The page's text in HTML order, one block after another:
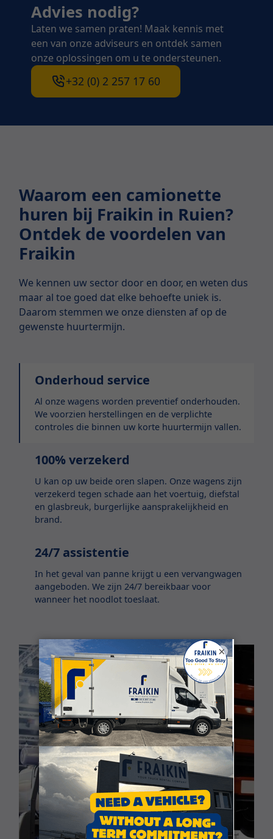
Advies nodig?
Laten we samen praten! Maak kennis met
een van onze adviseurs en ontdek samen
onze oplossingen om u te ondersteunen.
+32 (0) 2 257 17 60
Waarom een camionette
huren bij Fraikin in Ruien?
Ontdek de voordelen van
Fraikin
We kennen uw sector door en door, en weten dus
maar al toe goed dat elke behoefte uniek is.
Daarom stemmen we onze diensten af op de
gewenste huurtermijn.
Onderhoud service
Al onze wagens worden preventief onderhouden.
We voorzien herstellingen en de verplichte
controles die binnen uw korte huurtermijn vallen.
100% verzekerd
U kan op uw beide oren slapen. Onze wagens zijn
verzekerd tegen schade aan het voertuig, diefstal
en glasbreuk, burgerlijke aansprakelijkheid en
brand.
24/7 assistentie
In het geval van panne krijgt u een vervangwagen
aangeboden. We zijn 24/7 bereikbaar voor
wanneer het noodlot toeslaat.
×